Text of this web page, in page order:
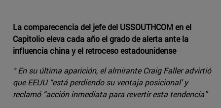
La comparecencia del jefe del USSOUTHCOM en el
Capitolio eleva cada año el grado de alerta ante la
influencia china y el retroceso estadounidense
° En su última aparición, el almirante Craig Faller advirtió
que EEUU “está perdiendo su ventaja posicional’ y
reclamó “acción inmediata para revertir esta tendencia”